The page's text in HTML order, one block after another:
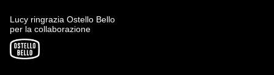
Lucy ringrazia Ostello Bello
per la collaborazione